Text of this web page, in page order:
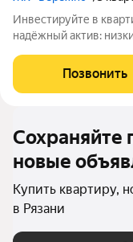
Инвестируйте в
надёжный актив:
Жилой квартал «Бережно» это проект класса
созданный с
Позвонить
Сохраняйте
новые
Купить квартиру,
в Рязани